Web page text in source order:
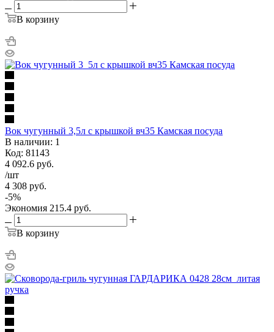
В корзину
Вок чугунный 3,5л c крышкой вч35 Камская посуда
В наличии: 1
Код: 81143
4 092.6 руб.
/шт
4 308 руб.
-5%
Экономия 215.4 руб.
В корзину